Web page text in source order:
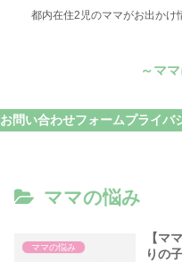
都内在住2児のママがお出かけ
～マ
お問い合わせフォームプライバ
ママの悩み
ママの悩み
【マ
りの